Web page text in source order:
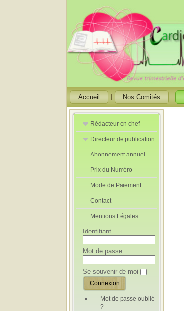
Accueil Nos Comités
Rédacteur en chef
Rédacteurs en
Chef Adjoint
Directeur de publication
Directeur de
publication
adjoint
Abonnement annuel
Prix du Numéro
Mode de Paiement
Contact
Mentions Légales
Identifiant
Mot de passe
Se souvenir de moi
Mot de passe oublié
?